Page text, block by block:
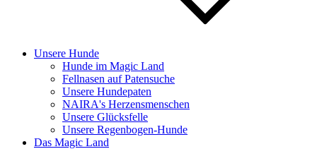
Unsere Hunde
Hunde im Magic Land
Fellnasen auf Patensuche
Unsere Hundepaten
NAIRA's Herzensmenschen
Unsere Glücksfelle
Unsere Regenbogen-Hunde
Das Magic Land